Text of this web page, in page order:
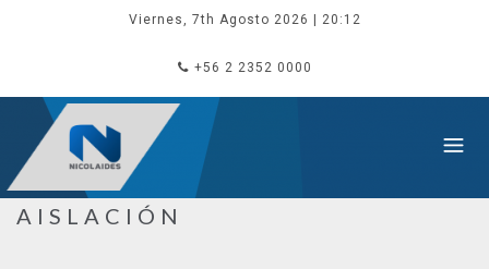
Viernes, 7th Agosto 2026 | 20:12
+56 2 2352 0000
AISLACIÓN